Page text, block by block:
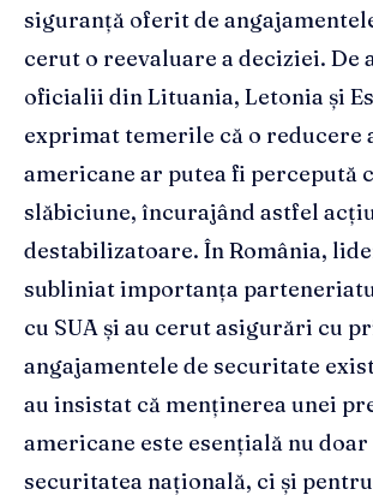
siguranță oferit de
cerut o reevaluare a deciziei. De
oficialii din Lituania, Letonia și
exprimat temerile că o reducere
americane ar putea fi percepută
slăbiciune, încurajând astfel
destabilizatoare. În România,
subliniat importanța
cu SUA și au cerut asigurări cu
angajamentele de securitate
au insistat că menținerea unei
americane este esențială nu
securitatea națională, ci și